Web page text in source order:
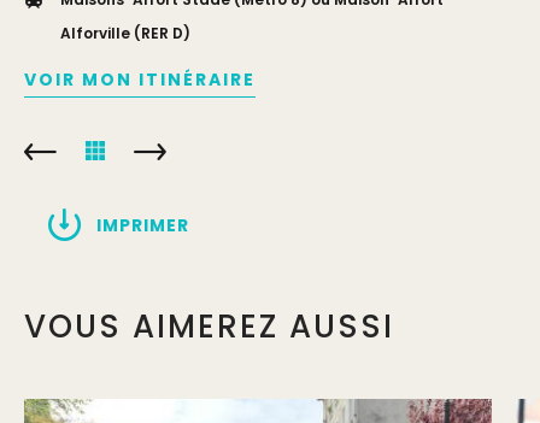
Alforville (RER D)
VOIR MON ITINÉRAIRE
IMPRIMER
VOUS AIMEREZ AUSSI